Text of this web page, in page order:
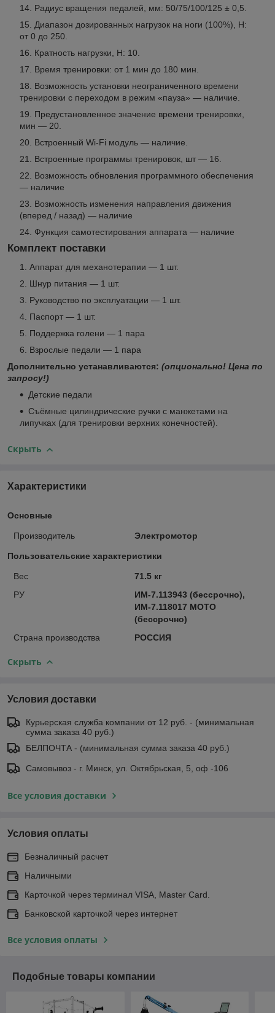
Радиус вращения педалей, мм: 50/75/100/125 ± 0,5.
Диапазон дозированных нагрузок на ноги (100%), Н:
от 0 до 250.
Кратность нагрузки, Н: 10.
Время тренировки: от 1 мин до 180 мин.
Возможность установки неограниченного времени
тренировки с переходом в режим «пауза» — наличие.
Предустановленное значение времени тренировки,
мин — 20.
Встроенный Wi-Fi модуль — наличие.
Встроенные программы тренировок, шт — 16.
Возможность обновления программного обеспечения
— наличие
Возможность изменения направления движения
(вперед / назад) — наличие
Функция самотестирования аппарата — наличие
Комплект поставки
Аппарат для механотерапии — 1 шт.
Шнур питания — 1 шт.
Руководство по эксплуатации — 1 шт.
Паспорт — 1 шт.
Поддержка голени — 1 пара
Взрослые педали — 1 пара
Дополнительно устанавливаются: (опционально! Цена по
запросу!)
Детские педали
Съёмные цилиндрические ручки с манжетами на
липучках (для тренировки верхних конечностей).
Скрыть
Характеристики
Основные
Производитель Электромотор
Пользовательские характеристики
Вес
71.5 кг
РУ
ИМ-7.113943 (бессрочно),
ИМ-7.118017 МОТО
(бессрочно)
Страна производства
РОССИЯ
Скрыть
Условия доставки
Курьерская служба компании от 12 руб. - (минимальная
сумма заказа 40 руб.)
БЕЛПОЧТА - (минимальная сумма заказа 40 руб.)
Самовывоз - г. Минск, ул. Октябрьская, 5, оф -106
Все условия доставки
Условия оплаты
Безналичный расчет
Наличными
Карточкой через терминал VISA, Master Card.
Банковской карточкой через интернет
Все условия оплаты
Подобные товары компании